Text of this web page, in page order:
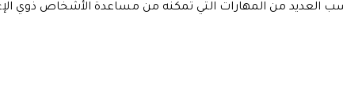
العديد من المهارات التي تمكنه من مساعدة الأشخاص ذوي